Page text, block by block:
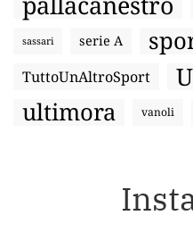
sassari serie A
TuttoUnAltroSport
ultimora vanoli